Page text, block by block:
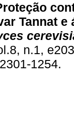
Tannat e
n.1,
1254.